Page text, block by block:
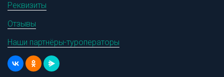
Реквизиты
Отзывы
Наши партнёры-туроператоры